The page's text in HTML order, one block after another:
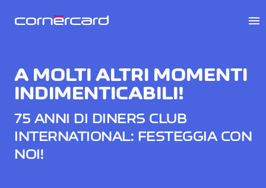
A MOLTI ALTRI MOMENTI
INDIMENTICABILI!
75 ANNI DI DINERS CLUB
INTERNATIONAL: FESTEGGIA CON
NOI!
menu